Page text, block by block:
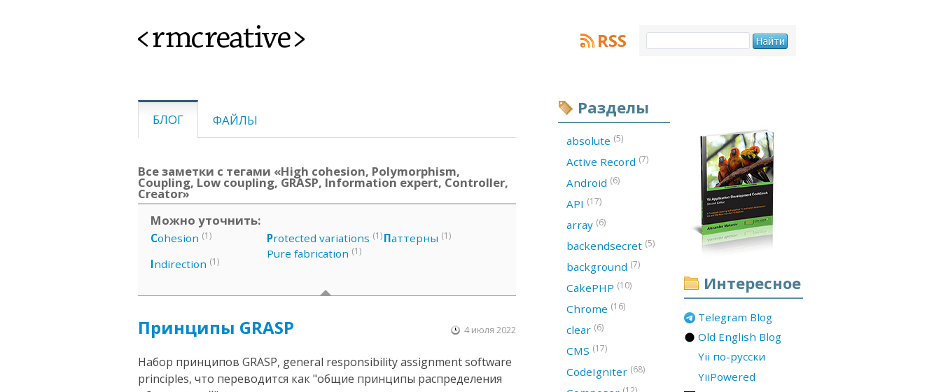
<rmcreative> RSS
БЛОГ ФАЙЛЫ
Все заметки с тегами «High cohesion, Polymorphism,
Coupling, Low coupling, GRASP, Information expert, Controller,
Creator»
Можно уточнить:
Cohesion (1)
Indirection (1)
Protected variations (1)
Pure fabrication (1)
Паттерны (1)
Принципы GRASP 4 июля 2022
Набор принципов GRASP, general responsibility assignment software
principles, что переводится как "общие принципы распределения
Интересное
Telegram Blog
Old English Blog
Yii по-русски
YiiPowered
Разделы
absolute (5)
Active Record (7)
Android (6)
API (17)
array (6)
backendsecret (5)
background (7)
CakePHP (10)
Chrome (16)
clear (6)
CMS (17)
CodeIgniter (68)